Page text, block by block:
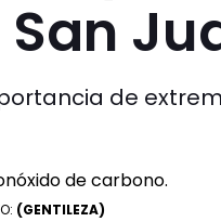
de
(GENTILEZA)